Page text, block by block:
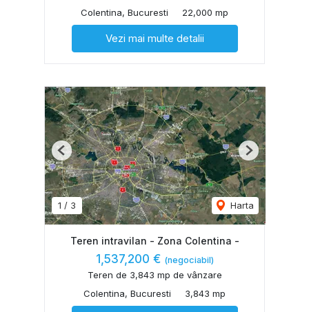
Colentina, Bucuresti
22,000 mp
Vezi mai multe detalii
1 / 3 Harta
Previous Next
Teren intravilan - Zona Colentina -
1,537,200 € (negociabil)
Teren de 3,843 mp de vânzare
Colentina, Bucuresti
3,843 mp